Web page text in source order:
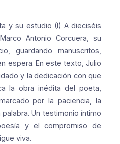
y su estudio (I) A dieciséis
Antonio Corcuera, su
guardando manuscritos,
espera. En este texto, Julio
y la dedicación con que
la obra inédita del poeta,
por la paciencia, la
Un testimonio íntimo
y el compromiso de
viva.